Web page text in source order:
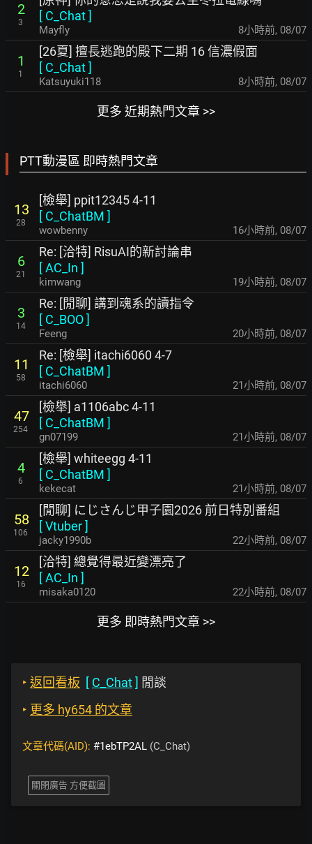
2
3
[ C_Chat]
Mayfly 8小時前, 08/07
1
1
[26夏] 擅長逃跑的殿下二期 16 信濃假面
[ C_Chat]
Katsuyuki118 8小時前, 08/07
更多 近期熱門文章 >>
PTT動漫區 即時熱門文章
13
28
[檢舉] ppit12345 4-11
[ C_ChatBM ]
wowbenny 16小時前, 08/07
6
21
Re: [洽特] RisuAI的新討論串
[AC_In ]
kimwang 19小時前, 08/07
3
14
Re: [閒聊] 講到魂系的讀指令
[ C_BOO]
Feeng 20小時前, 08/07
11
58
Re: [檢舉] itachi6060 4-7
[ C_ChatBM ]
itachi6060 21小時前, 08/07
47
254
[檢舉] a1106abc 4-11
[ C_ChatBM ]
gn07199 21小時前, 08/07
4
6
[檢舉] whiteegg 4-11
[ C_ChatBM ]
kekecat 21小時前, 08/07
58
106
[閒聊] にじさんじ甲子園2026 前日特別番組
[Vtuber]
jacky1990b 22小時前, 08/07
12
16
[洽特] 總覺得最近變漂亮了
[AC_In ]
misaka0120 22小時前, 08/07
更多 即時熱門文章 >>
‣ 返回看板 [ C_Chat] 閒談
‣ 更多 hy654 的文章
文章代碼(AID): #1ebTP2AL (C_Chat)
關閉廣告 方便截圖